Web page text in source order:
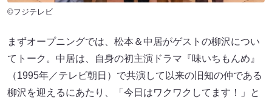
©フジテレビ
まずオープニングでは、松本＆中居がゲストの柳沢につい
てトーク。中居は、自身の初主演ドラマ『味いちもんめ』
（1995年／テレビ朝日）で共演して以来の旧知の仲である
柳沢を迎えるにあたり、「今日はワクワクしてます！」と